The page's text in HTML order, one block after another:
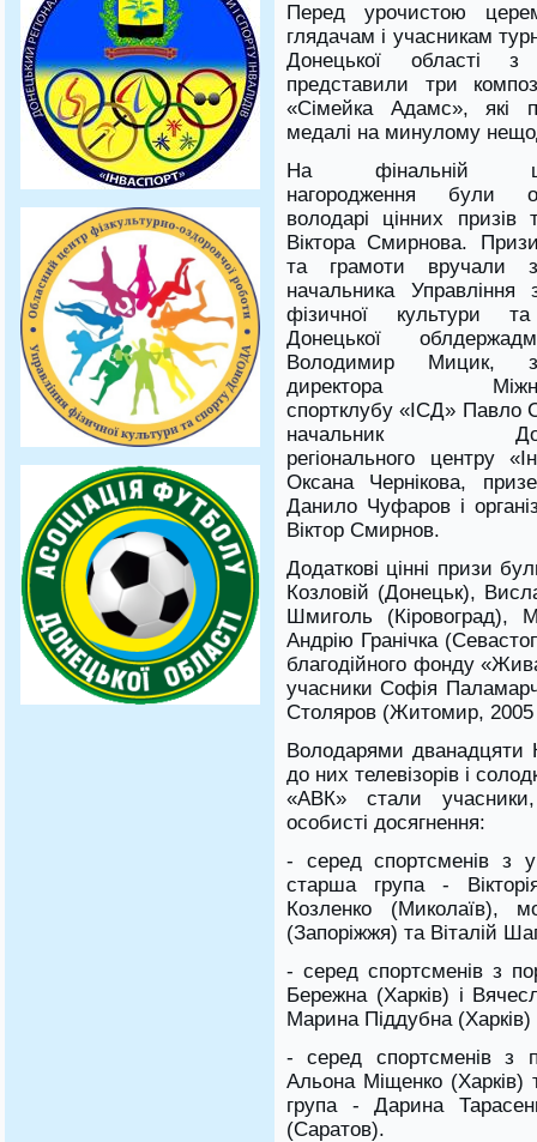
Перед урочистою
глядачам і учасникам
Донецької області з
представили три
«Сімейка Адамс», які
медалі на минулому
На фінальній
нагородження були
володарі цінних призів
Віктора Смирнова.
та грамоти вручали
начальника Управління
фізичної культури
Донецької
Володимир Мицик,
директора
спортклубу «ІСД» Павло
начальник
регіонального центру
Оксана Чернікова,
Данило Чуфаров і
Віктор Смирнов.
Додаткові цінні призи
Козловій (Донецьк),
Шмиголь (Кіровоград),
Андрію Гранічка
благодійного фонду
учасники Софія
Столяров (Житомир,
Володарями дванадцяти
до них телевізорів і
«АВК» стали
особисті досягнення:
- серед спортсменів з
старша група -
Козленко (Миколаїв),
(Запоріжжя) та Віталій
- серед спортсменів з
Бережна (Харків) і
Марина Піддубна
- серед спортсменів з
Альона Міщенко
група - Дарина
(Саратов).